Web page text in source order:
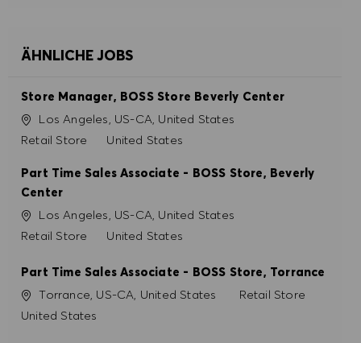
ÄHNLICHE JOBS
Store Manager, BOSS Store Beverly Center
Ort Los Angeles, US-CA, United States
Kategorie
Retail Store United States
Part Time Sales Associate - BOSS Store, Beverly
Center
Ort Los Angeles, US-CA, United States
Kategorie
Retail Store United States
Part Time Sales Associate - BOSS Store, Torrance
OrtTorrance, US-CA, United States Kategorie
Retail Store
United States